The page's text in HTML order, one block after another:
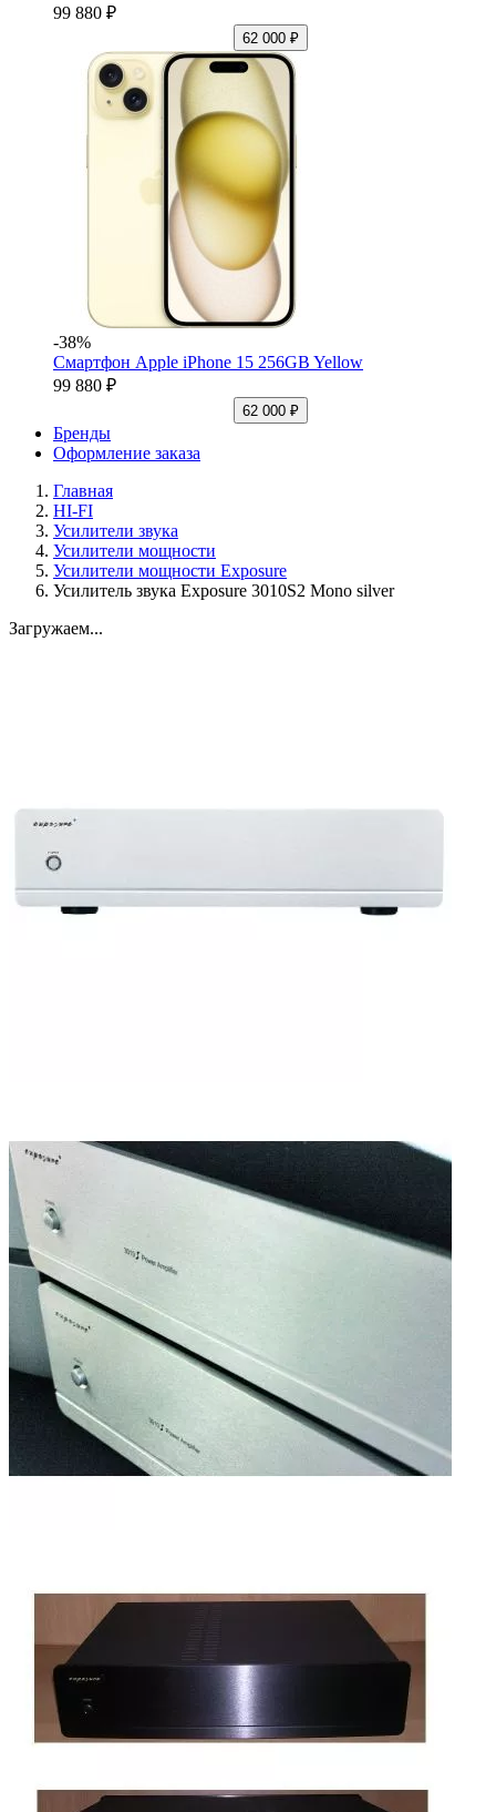
99 880 ₽
62 000 ₽
-38%
Смартфон Apple iPhone 15 256GB Yellow
99 880 ₽
62 000 ₽
Бренды
Оформление заказа
Главная
HI-FI
Усилители звука
Усилители мощности
Усилители мощности Exposure
Усилитель звука Exposure 3010S2 Mono silver
Загружаем...